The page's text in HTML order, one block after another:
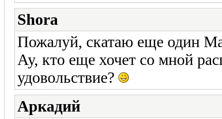
Shora
Пожалуй, скатаю еще один
Ау, кто еще хочет со мной
удовольствие?
Аркадий